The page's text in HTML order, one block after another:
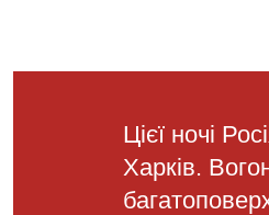
Цієї ночі
Харків.